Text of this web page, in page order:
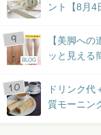
ント【8月4
BLOG
【美脚へ
ッと見える
ドリンク代
質モーニン